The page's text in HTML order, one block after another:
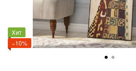
Хит
−10%